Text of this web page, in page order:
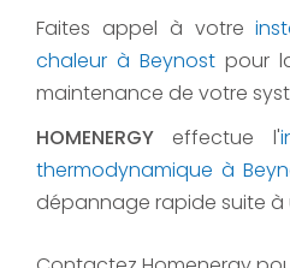
Faites appel à votre
chaleur à Beynost pour
maintenance de votre
HOMENERGY effectue l'
thermodynamique à
dépannage rapide suite à